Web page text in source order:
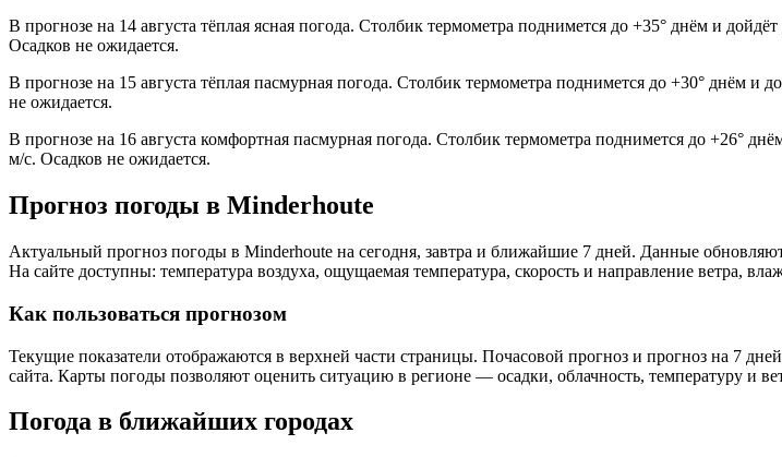
В прогнозе на 14 августа тёплая ясная погода. Столбик термометра поднимется до +35° днём и
Осадков не ожидается.
В прогнозе на 15 августа тёплая пасмурная погода. Столбик термометра поднимется до +30° днём
не ожидается.
В прогнозе на 16 августа комфортная пасмурная погода. Столбик термометра поднимется до +26°
м/с. Осадков не ожидается.
Прогноз погоды в Minderhoutе
Актуальный прогноз погоды в Minderhoutе на сегодня, завтра и ближайшие 7 дней. Данные
На сайте доступны: температура воздуха, ощущаемая температура, скорость и направление ветра,
Как пользоваться прогнозом
Текущие показатели отображаются в верхней части страницы. Почасовой прогноз и прогноз на 7
сайта. Карты погоды позволяют оценить ситуацию в регионе — осадки, облачность, температуру и
Погода в ближайших городах